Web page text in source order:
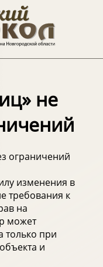
не
ограничений
изменения в
требования к
на
может
только при
и